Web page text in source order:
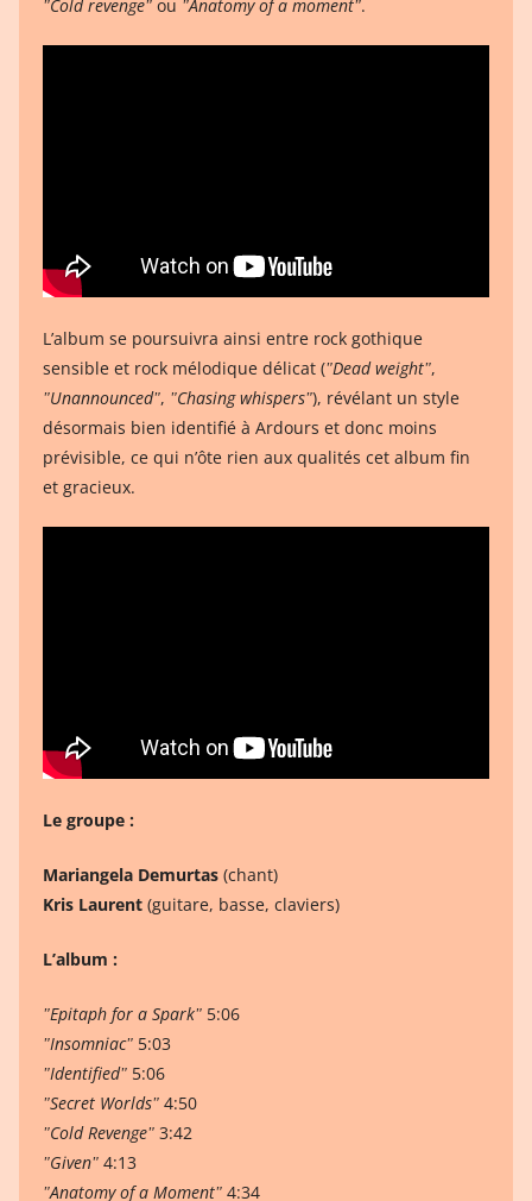
ʺCold revengeʺ ou ʺAnatomy of a momentʺ.
L’album se poursuivra ainsi entre rock gothique
sensible et rock mélodique délicat (ʺDead weightʺ,
ʺUnannouncedʺ, ʺChasing whispersʺ), révélant un style
désormais bien identifié à Ardours et donc moins
prévisible, ce qui n’ôte rien aux qualités cet album fin
et gracieux.
Le groupe :
Mariangela Demurtas (chant)
Kris Laurent (guitare, basse, claviers)
L’album :
ʺEpitaph for a Sparkʺ 5:06
ʺInsomniacʺ 5:03
ʺIdentifiedʺ 5:06
ʺSecret Worldsʺ 4:50
ʺCold Revengeʺ 3:42
ʺGivenʺ 4:13
ʺAnatomy of a Momentʺ 4:34